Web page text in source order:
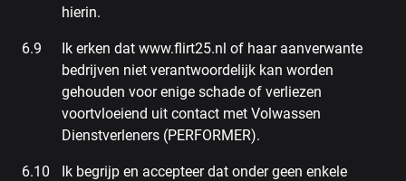
hierin.
Ik erken dat www.flirt25.nl of haar aanverwante
bedrijven niet verantwoordelijk kan worden
gehouden voor enige schade of verliezen
voortvloeiend uit contact met Volwassen
Dienstverleners (PERFORMER).
Ik begrijp en accepteer dat onder geen enkele